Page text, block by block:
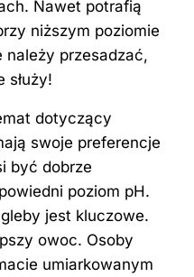
Nawet potrafią
niższym poziomie
należy przesadzać,
służy!
dotyczący
swoje preferencje
być dobrze
poziom pH.
jest kluczowe.
owoc. Osoby
umiarkowanym